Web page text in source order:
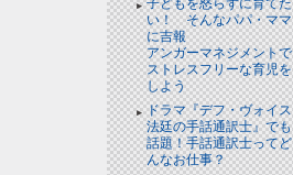
子どもを怒らずに育てた
い！ そんなパパ・ママ
に吉報
アンガーマネジメントで
ストレスフリーな育児を
しよう
ドラマ『デフ・ヴォイス
法廷の手話通訳士』でも
話題！手話通訳士ってど
んなお仕事？